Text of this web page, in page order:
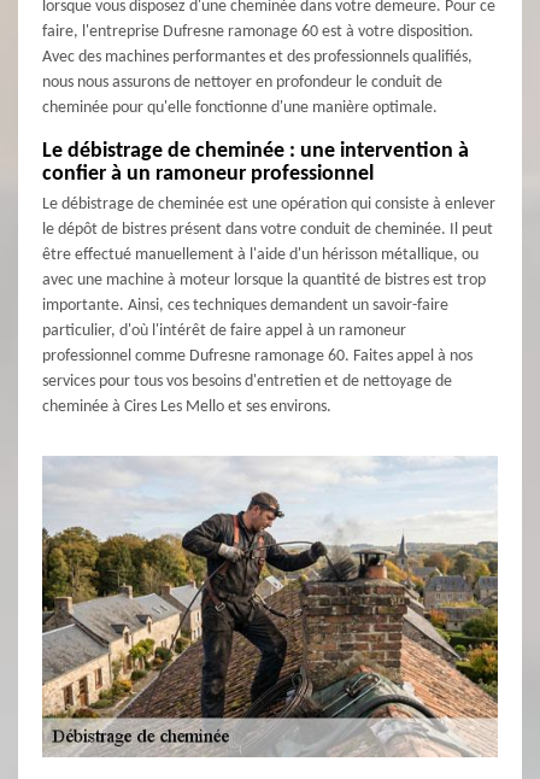
lorsque vous disposez d'une cheminée dans votre demeure. Pour ce
faire, l'entreprise Dufresne ramonage 60 est à votre disposition.
Avec des machines performantes et des professionnels qualifiés,
nous nous assurons de nettoyer en profondeur le conduit de
cheminée pour qu'elle fonctionne d'une manière optimale.
Le débistrage de cheminée : une intervention à
confier à un ramoneur professionnel
Le débistrage de cheminée est une opération qui consiste à enlever
le dépôt de bistres présent dans votre conduit de cheminée. Il peut
être effectué manuellement à l'aide d'un hérisson métallique, ou
avec une machine à moteur lorsque la quantité de bistres est trop
importante. Ainsi, ces techniques demandent un savoir-faire
particulier, d'où l'intérêt de faire appel à un ramoneur
professionnel comme Dufresne ramonage 60. Faites appel à nos
services pour tous vos besoins d'entretien et de nettoyage de
cheminée à Cires Les Mello et ses environs.